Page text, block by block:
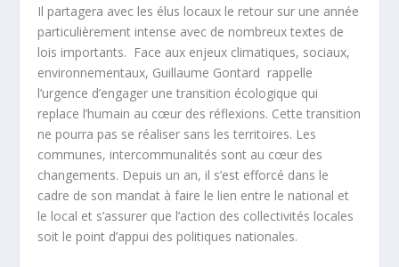
Il partagera avec les élus locaux le retour sur une année
particulièrement intense avec de nombreux textes de
lois importants. Face aux enjeux climatiques, sociaux,
environnementaux, Guillaume Gontard rappelle
l’urgence d’engager une transition écologique qui
replace l’humain au cœur des réflexions. Cette transition
ne pourra pas se réaliser sans les territoires. Les
communes, intercommunalités sont au cœur des
changements. Depuis un an, il s’est efforcé dans le
cadre de son mandat à faire le lien entre le national et
le local et s’assurer que l’action des collectivités locales
soit le point d’appui des politiques nationales.